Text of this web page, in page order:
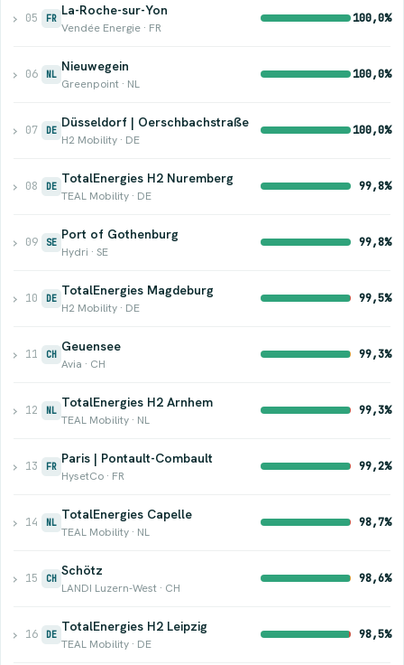
› 05 FR
La-Roche-sur-Yon
Vendée Energie · FR
100,0%
› 06 NL
Nieuwegein
Greenpoint · NL
100,0%
› 07 DE
Düsseldorf | Oerschbachstraße
H2 Mobility · DE
100,0%
› 08 DE
TotalEnergies H2 Nuremberg
TEAL Mobility · DE
99,8%
› 09 SE
Port of Gothenburg
Hydri · SE
99,8%
› 10 DE
TotalEnergies Magdeburg
H2 Mobility · DE
99,5%
› 11 CH
Geuensee
Avia · CH
99,3%
› 12 NL
TotalEnergies H2 Arnhem
TEAL Mobility · NL
99,3%
› 13 FR
Paris | Pontault-Combault
HysetCo · FR
99,2%
› 14 NL
TotalEnergies Capelle
TEAL Mobility · NL
98,7%
› 15 CH
Schötz
LANDI Luzern-West · CH
98,6%
› 16 DE
TotalEnergies H2 Leipzig
TEAL Mobility · DE
98,5%